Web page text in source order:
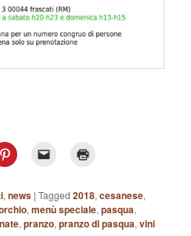
,news |Tagged 2018,cesanese,
,menù speciale,pasqua,
,pranzo,pranzo di pasqua,vini